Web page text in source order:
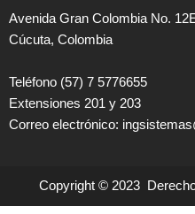
Avenida Gran Colombia No.
Cúcuta, Colombia
Teléfono (57) 7 5776655
Extensiones 201 y 203
Correo electrónico:
Copyright © 2023